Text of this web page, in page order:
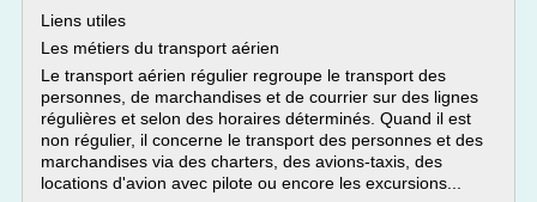
Liens utiles
Les métiers du transport aérien
Le transport aérien régulier regroupe le transport des
personnes, de marchandises et de courrier sur des lignes
régulières et selon des horaires déterminés. Quand il est
non régulier, il concerne le transport des personnes et des
marchandises via des charters, des avions-taxis, des
locations d'avion avec pilote ou encore les excursions...